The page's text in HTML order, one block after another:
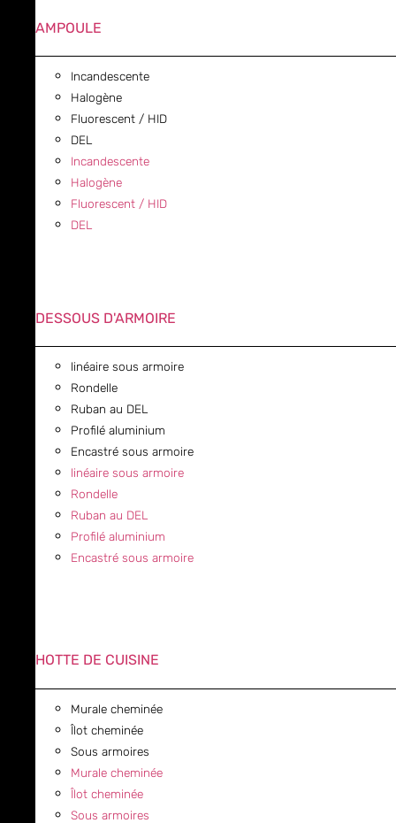
AMPOULE
Incandescente
Halogène
Fluorescent / HID
DEL
Incandescente
Halogène
Fluorescent / HID
DEL
DESSOUS D'ARMOIRE
linéaire sous armoire
Rondelle
Ruban au DEL
Profilé aluminium
Encastré sous armoire
linéaire sous armoire
Rondelle
Ruban au DEL
Profilé aluminium
Encastré sous armoire
HOTTE DE CUISINE
Murale cheminée
Îlot cheminée
Sous armoires
Murale cheminée
Îlot cheminée
Sous armoires